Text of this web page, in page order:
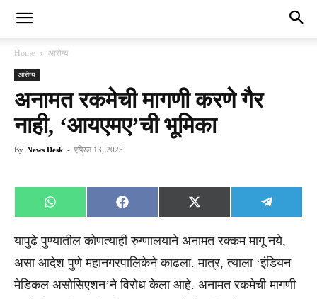
Home आरोग्य
आरोग्य
अनामत रकमेची मागणी करणे गैर
नाही, ‘आयएमए’ची भूमिका
By News Desk - एप्रिल 13, 2025
Share
on
WhatsApp
Share
on
Facebook
Share
on
X
(Twitter)
Share
on
यापुढे पुण्यातील कोणत्याही रुग्णालयाने अनामत रक्कम मागू नये,
असा आदेश पुणे महानगरपालिकेने काढला. मात्र, त्याला ‘इंडियन
मेडिकल असोसिएशन’ने विरोध केला आहे. अनामत रकमेची मागणी